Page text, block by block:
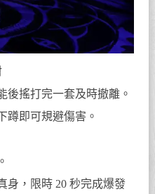
後搖打完一套及時撤離。
蹲即可規避傷害。
身，限時 20 秒完成爆發